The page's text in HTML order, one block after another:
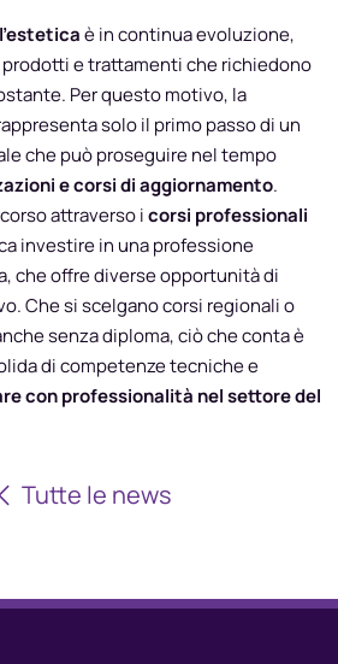
è in continua evoluzione,
e trattamenti che richiedono
Per questo motivo, la
solo il primo passo di un
che può proseguire nel tempo
e corsi di aggiornamento.
attraverso icorsi professionali
investire in una professione
che offre diverse opportunità di
Che si scelgano corsi regionali o
senza diploma, ciò che conta è
di competenze tecniche e
con professionalità nel settore del
Tutte le news